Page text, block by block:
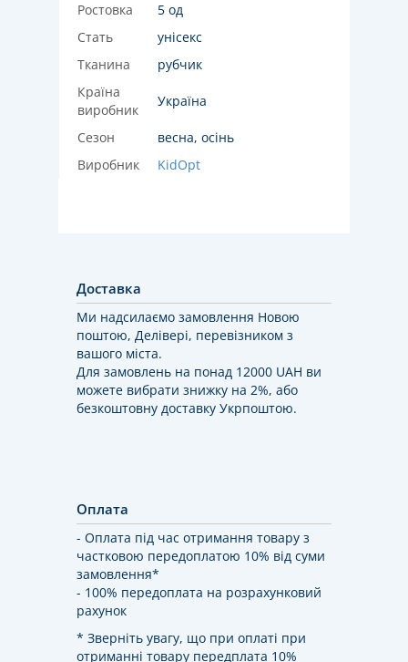
Ростовка
5 од
Стать
унісекс
Тканина
рубчик
Країна
виробник
Україна
Сезон
весна, осінь
Виробник
KidOpt
Доставка
Ми надсилаємо замовлення Новою
поштою, Делівері, перевізником з
вашого міста.
Для замовлень на понад 12000 UAH ви
можете вибрати знижку на 2%, або
безкоштовну доставку Укрпоштою.
Оплата
- Оплата під час отримання товару з
частковою передоплатою 10% від суми
замовлення*
- 100% передоплата на розрахунковий
рахунок
* Зверніть увагу, що при оплаті при
отриманні товару передплата 10%